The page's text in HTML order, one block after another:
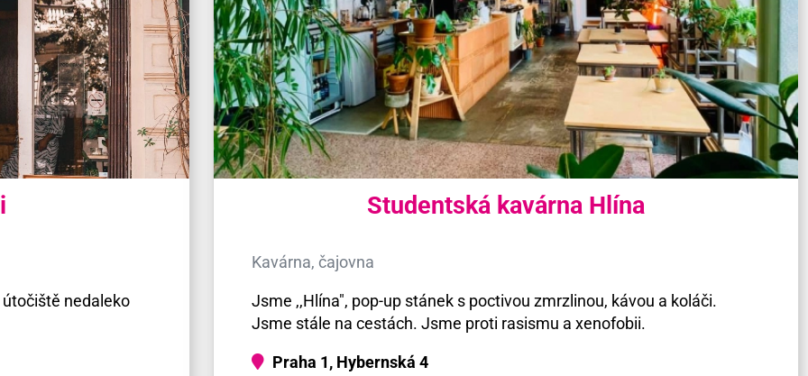
nedaleko
Studentská kavárna Hlína
Kavárna, čajovna
Jsme ,,Hlína", pop-up stánek s poctivou zmrzlinou, kávou a koláči.
Jsme stále na cestách. Jsme proti rasismu a xenofobii.
Praha 1, Hybernská 4